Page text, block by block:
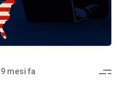
9 mesi fa